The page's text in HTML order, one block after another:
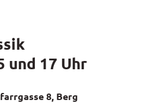
und 17 Uhr
8, Berg